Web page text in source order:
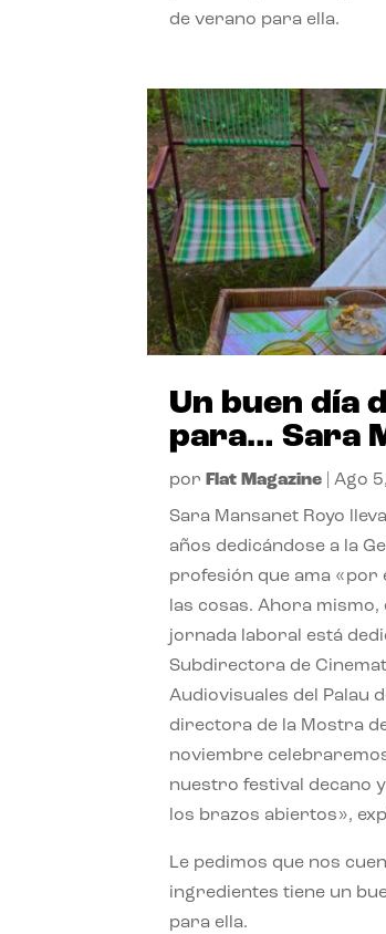
de verano para ella.
Un buen día
para… Sara
por Flat Magazine |Ago
Sara Mansanet Royo
años dedicándose a la
profesión que ama «por
las cosas. Ahora mismo,
jornada laboral está
Subdirectora de
Audiovisuales del Palau
directora de la Mostra
noviembre
nuestro festival decano
los brazos abiertos»,
Le pedimos que nos
ingredientes tiene un
para ella.